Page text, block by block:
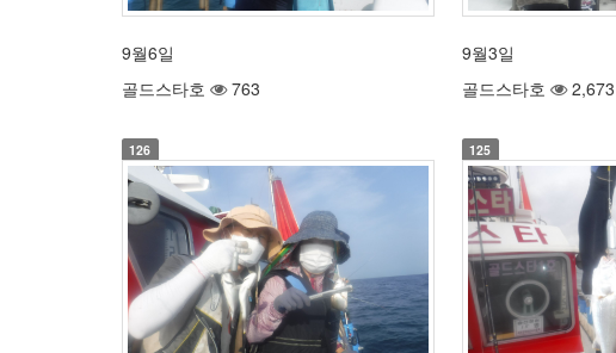
9월6일
골드스타호
763
9월3일
골드스타호
2,673
126 125